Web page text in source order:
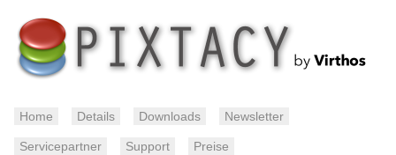
Home Details Downloads Newsletter
Servicepartner Support Preise